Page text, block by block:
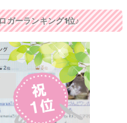
ガーランキング1位♪